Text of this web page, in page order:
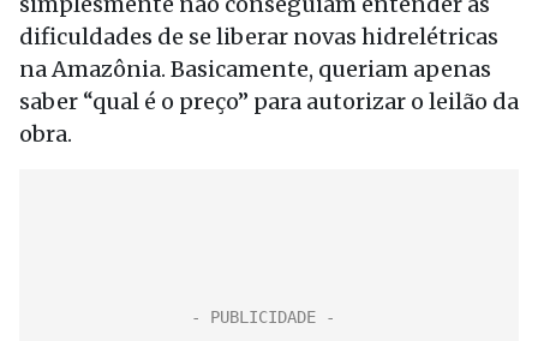
dificuldades de se liberar novas hidrelétricas
na Amazônia. Basicamente, queriam apenas
saber “qual é o preço” para autorizar o leilão da
obra.